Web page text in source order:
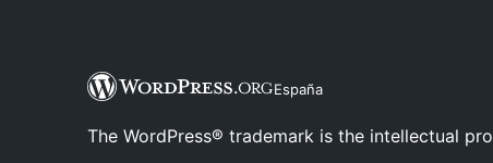
España
The WordPress® trademark is the intellectual